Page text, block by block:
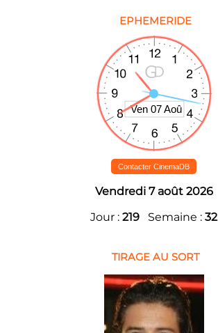
EPHEMERIDE
Contacter CinemaDB
Vendredi 7 août 2026
Jour : 219 Semaine : 32
TIRAGE AU SORT